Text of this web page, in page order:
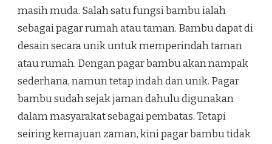
masih muda. Salah satu fungsi bambu ialah
sebagai pagar rumah atau taman. Bambu dapat di
desain secara unik untuk memperindah taman
atau rumah. Dengan pagar bambu akan nampak
sederhana, namun tetap indah dan unik. Pagar
bambu sudah sejak jaman dahulu digunakan
dalam masyarakat sebagai pembatas. Tetapi
seiring kemajuan zaman, kini pagar bambu tidak